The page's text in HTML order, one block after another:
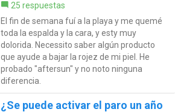
25 respuestas
El fin de semana fuí a la playa y me quemé
toda la espalda y la cara, y esty muy
dolorida. Necessito saber algún producto
que ayude a bajar la rojez de mi piel. He
probado "aftersun" y no noto ninguna
diferencia.
¿Se puede activar el paro un año